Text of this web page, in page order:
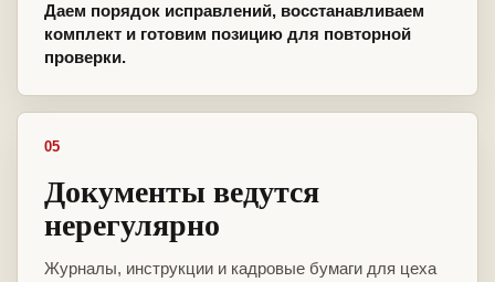
Даем порядок исправлений, восстанавливаем
комплект и готовим позицию для повторной
проверки.
05
Документы ведутся
нерегулярно
Журналы, инструкции и кадровые бумаги для цеха